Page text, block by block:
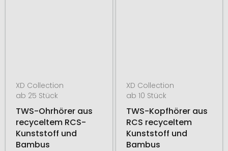
XD Collection
ab 25 Stück
TWS-Ohrhörer aus
recyceltem RCS-
Kunststoff und
Bambus
XD Collection
ab 10 Stück
TWS-Kopfhörer aus
RCS recyceltem
Kunststoff und
Bambus